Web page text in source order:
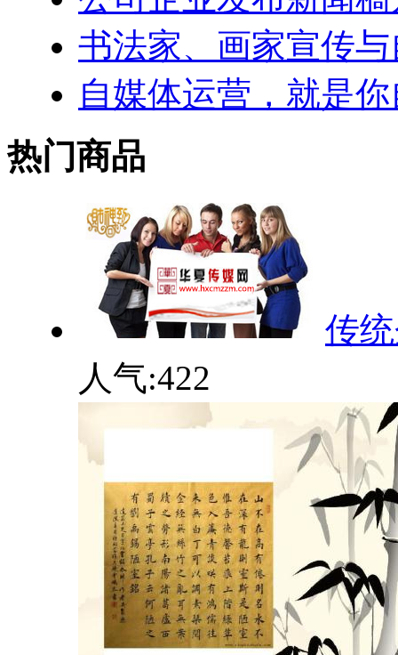
书法家、画家宣传
自媒体运营，就是
热门商品
传
人气:422